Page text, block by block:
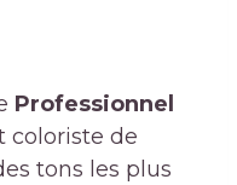
Professionnel
coloriste de
tons les plus